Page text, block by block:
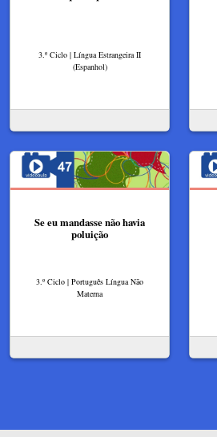
3.º Ciclo | Língua Estrangeira II
(Espanhol)
Se eu mandasse não havia
poluição
3.º Ciclo | Português Língua Não
Materna